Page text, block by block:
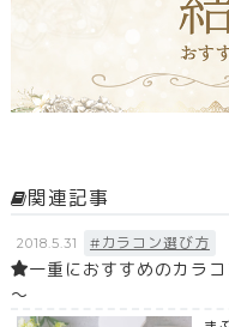
関連記事
2018.5.31 #カラコン選び方
一重におすすめのカラ
～